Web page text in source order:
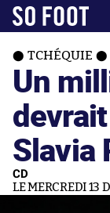
TCHÉQUIE
Un
Slavia
CD
LE MERCREDI 13